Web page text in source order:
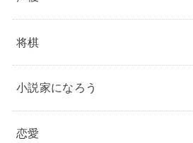
将棋
小説家になろう
恋愛